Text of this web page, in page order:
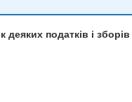
податків і зборів